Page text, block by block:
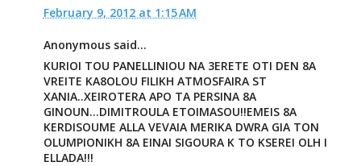
February 9, 2012 at 1:15 AM
Anonymous said...
KURIOI TOU PANELLINIOU NA 3ERETE OTI DEN 8A
VREITE KA8OLOU FILIKH ATMOSFAIRA ST
XANIA..XEIROTERA APO TA PERSINA 8A
GINOUN...DIMITROULA ETOIMASOU!!EMEIS 8A
KERDISOUME ALLA VEVAIA MERIKA DWRA GIA TON
OLUMPIONIKH 8A EINAI SIGOURA K TO KSEREI OLH I
ELLADA!!!